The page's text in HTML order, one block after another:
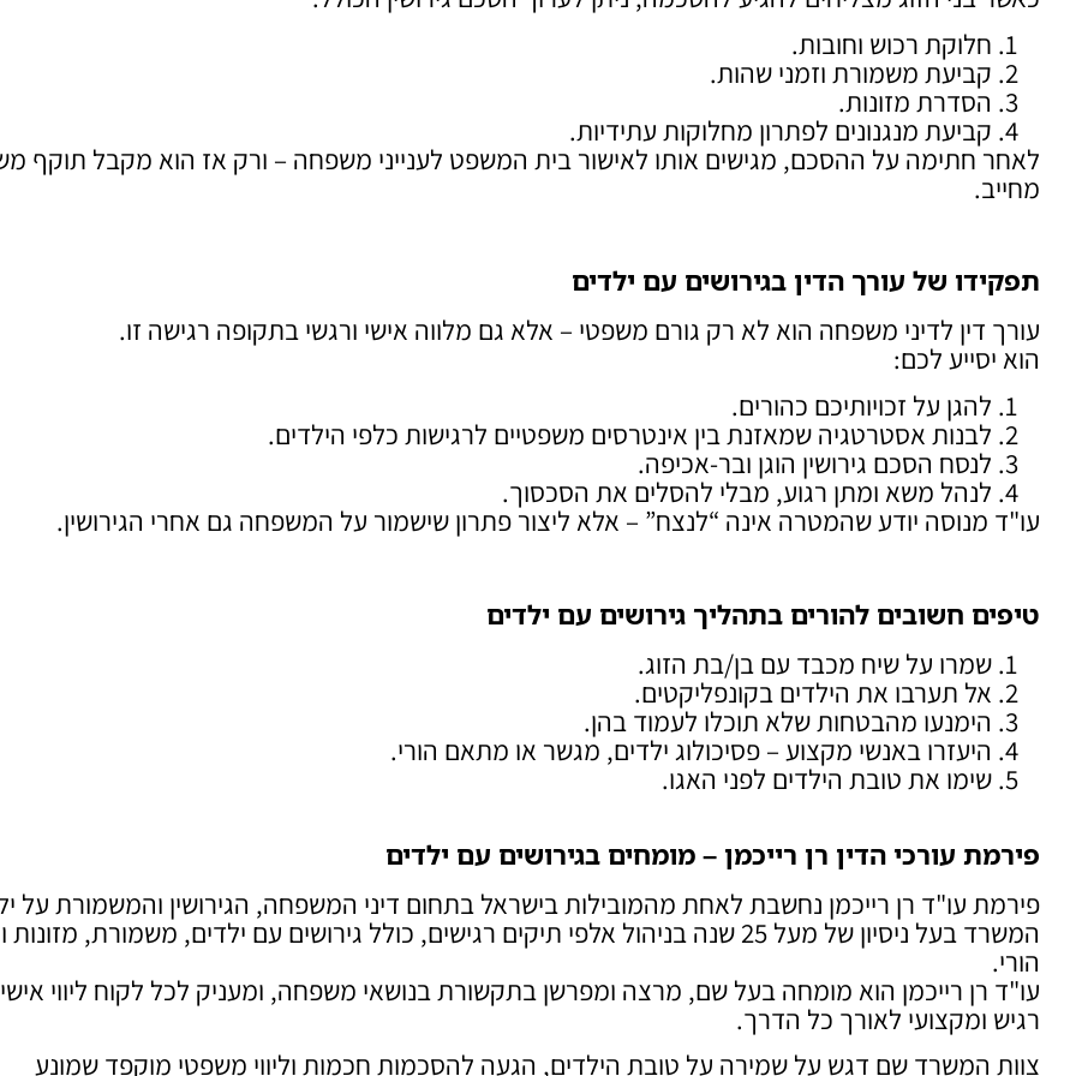
חלוקת רכוש וחובות.
קביעת משמורת וזמני שהות.
הסדרת מזונות.
קביעת מנגנונים לפתרון מחלוקות עתידיות.
לאחר חתימה על ההסכם, מגישים אותו לאישור בית המשפט לענייני משפחה – ורק אז הוא מקבל תוקף
מחייב.
תפקידו של עורך הדין בגירושים עם ילדים
עורך דין לדיני משפחה הוא לא רק גורם משפטי – אלא גם מלווה אישי ורגשי בתקופה רגישה זו.
הוא יסייע לכם:
להגן על זכויותיכם כהורים.
לבנות אסטרטגיה שמאזנת בין אינטרסים משפטיים לרגישות כלפי הילדים.
לנסח הסכם גירושין הוגן ובר-אכיפה.
לנהל משא ומתן רגוע, מבלי להסלים את הסכסוך.
עו"ד מנוסה יודע שהמטרה אינה “לנצח” – אלא ליצור פתרון שישמור על המשפחה גם אחרי הגירושין.
טיפים חשובים להורים בתהליך גירושים עם ילדים
שמרו על שיח מכבד עם בן/בת הזוג.
אל תערבו את הילדים בקונפליקטים.
הימנעו מהבטחות שלא תוכלו לעמוד בהן.
היעזרו באנשי מקצוע – פסיכולוג ילדים, מגשר או מתאם הורי.
שימו את טובת הילדים לפני האגו.
פירמת עורכי הדין רן רייכמן – מומחים בגירושים עם ילדים
פירמת עו"ד רן רייכמן נחשבת לאחת מהמובילות בישראל בתחום דיני המשפחה, הגירושין והמשמורת על
המשרד בעל ניסיון של מעל 25 שנה בניהול אלפי תיקים רגישים, כולל גירושים עם ילדים, משמורת, מזונות
הורי.
עו"ד רן רייכמן הוא מומחה בעל שם, מרצה ומפרשן בתקשורת בנושאי משפחה, ומעניק לכל לקוח ליווי
רגיש ומקצועי לאורך כל הדרך.
צוות המשרד שם דגש על שמירה על טובת הילדים, הגעה להסכמות חכמות וליווי משפטי מוקפד שמונע